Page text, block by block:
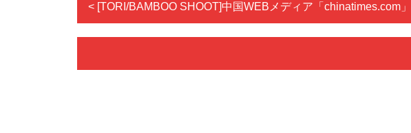
< [TORI/BAMBOO SHOOT]中国WEBメディア「chinatimes.com